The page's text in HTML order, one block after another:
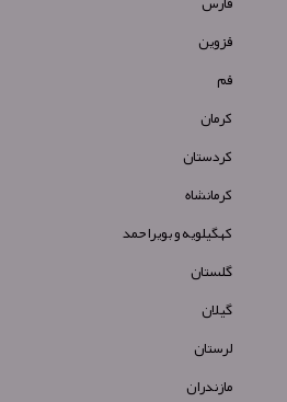
قزوین
قم
کرمان
کردستان
کرمانشاه
کهگیلویه و بویراحمد
گلستان
گیلان
لرستان
مازندران